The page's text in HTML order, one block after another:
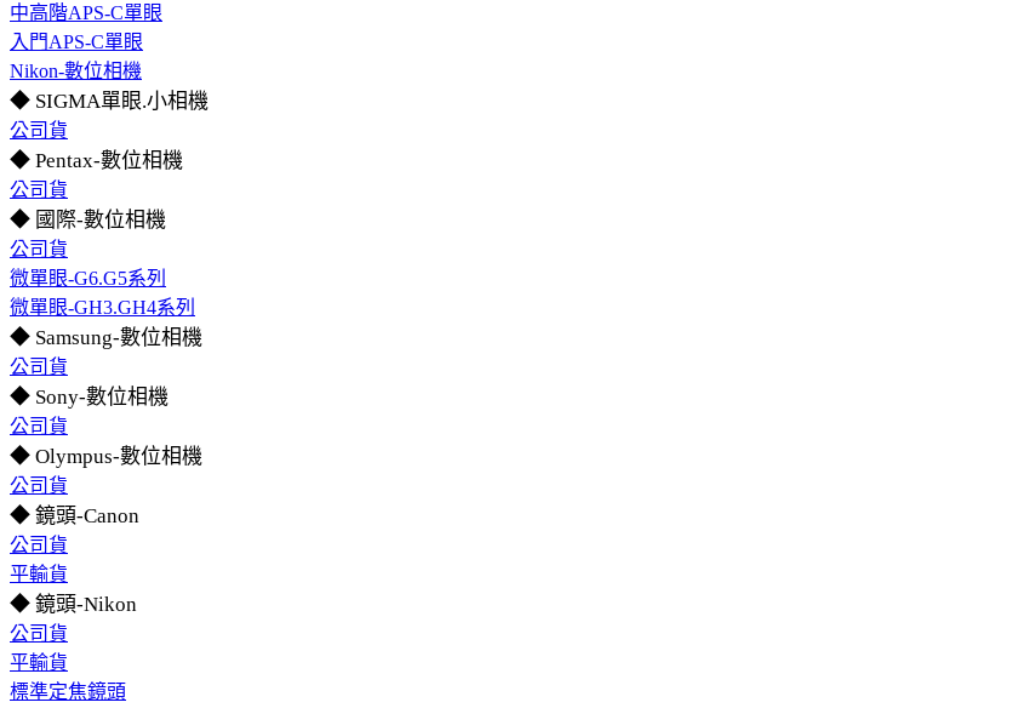
中高階APS-C單眼
入門APS-C單眼
Nikon-數位相機
◆ SIGMA單眼.小相機
公司貨
◆ Pentax-數位相機
公司貨
◆ 國際-數位相機
公司貨
微單眼-G6.G5系列
微單眼-GH3.GH4系列
◆ Samsung-數位相機
公司貨
◆ Sony-數位相機
公司貨
◆ Olympus-數位相機
公司貨
◆ 鏡頭-Canon
公司貨
平輸貨
◆ 鏡頭-Nikon
公司貨
平輸貨
標準定焦鏡頭